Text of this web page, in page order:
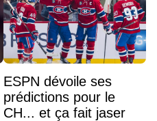
ESPN dévoile ses
prédictions pour le
CH... et ça fait jaser